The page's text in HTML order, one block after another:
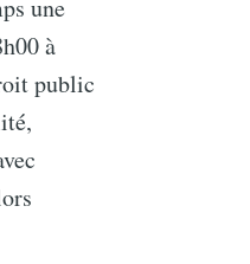
une
à
public